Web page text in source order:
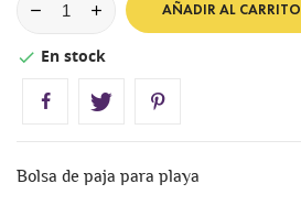
AÑADIR AL CARRITO
 En stock
Bolsa de paja para playa